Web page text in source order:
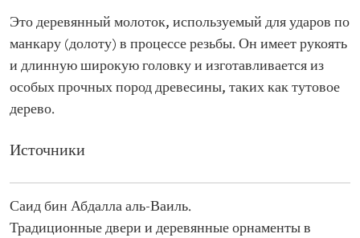
Это деревянный молоток, используемый для ударов по
манкару (долоту) в процессе резьбы. Он имеет рукоять
и длинную широкую головку и изготавливается из
особых прочных пород древесины, таких как тутовое
дерево.
Источники
Саид бин Абдалла аль-Ваиль.
Традиционные двери и деревянные орнаменты в